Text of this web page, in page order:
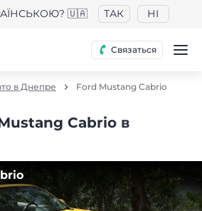
🇺🇦 ТАК НІ
Связаться
в Днепре Ford Mustang Cabrio
Cabrio в